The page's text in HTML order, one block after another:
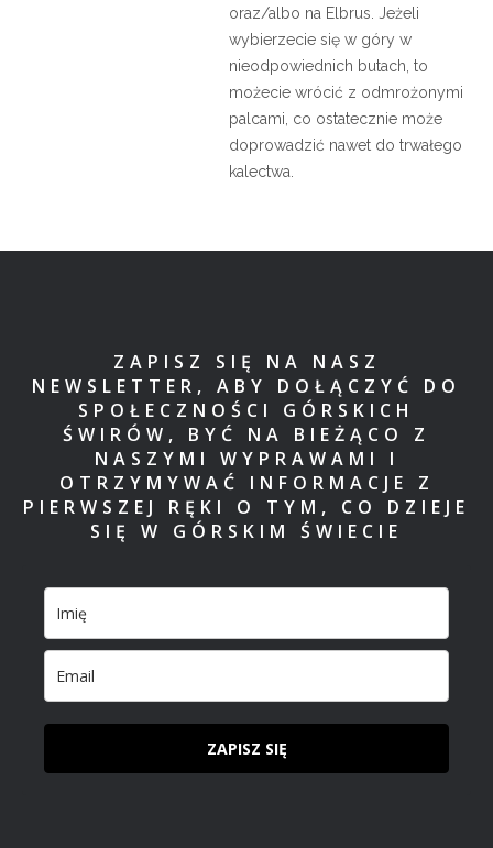
oraz/albo na Elbrus. Jeżeli
wybierzecie się w góry w
nieodpowiednich butach, to
możecie wrócić z odmrożonymi
palcami, co ostatecznie może
doprowadzić nawet do trwałego
kalectwa.
ZAPISZ SIĘ NA NASZ
NEWSLETTER, ABY DOŁĄCZYĆ DO
SPOŁECZNOŚCI GÓRSKICH
ŚWIRÓW, BYĆ NA BIEŻĄCO Z
NASZYMI WYPRAWAMI I
OTRZYMYWAĆ INFORMACJE Z
PIERWSZEJ RĘKI O TYM, CO DZIEJE
SIĘ W GÓRSKIM ŚWIECIE
ZAPISZ SIĘ